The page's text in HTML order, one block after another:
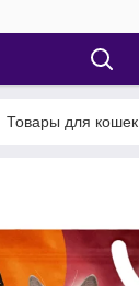
Товары для кошек